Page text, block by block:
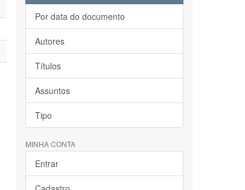
Por data do documento
Autores
Títulos
Assuntos
Tipo
MINHA CONTA
Entrar